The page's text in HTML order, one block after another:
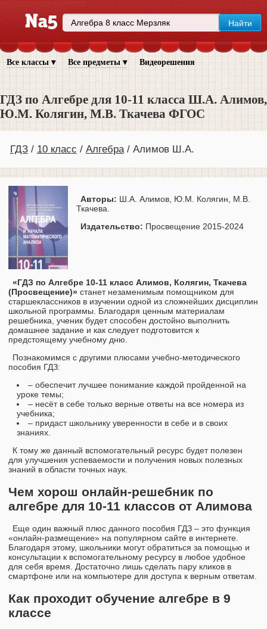
Все классы ▾ Все предметы ▾ Видеорешения
ГДЗ по Алгебре для 10‐11 класса Ш.А. Алимов,
Ю.М. Колягин, М.В. Ткачева ФГОС
ГДЗ 10 класс Алгебра Алимов Ш.А.
Авторы: Ш.А. Алимов, Ю.М. Колягин, М.В.
Ткачева.
Издательство: Просвещение 2015-2024
«ГДЗ по Алгебре 10‐11 класс Алимов, Колягин, Ткачева
(Просвещение)» станет незаменимым помощником для
старшеклассников в изучении одной из сложнейших дисциплин
школьной программы. Благодаря ценным материалам
решебника, ученик будет способен достойно выполнить
домашнее задание и как следует подготовится к
предстоящему учебному дню.
Познакомимся с другими плюсами учебно-методического
пособия ГДЗ:
– обеспечит лучшее понимание каждой пройденной на
уроке темы;
– несёт в себе только верные ответы на все номера из
учебника;
– придаст школьнику уверенности в себе и в своих
знаниях.
К тому же данный вспомогательный ресурс будет полезен
для улучшения успеваемости и получения новых полезных
знаний в области точных наук.
Чем хорош онлайн-решебник по
алгебре для 10-11 классов от Алимова
Еще один важный плюс данного пособия ГДЗ – это функция
«онлайн-размещение» на популярном сайте в интернете.
Благодаря этому, школьники могут обратиться за помощью и
консультации к вспомогательному ресурсу в любое удобное
для себя время. Достаточно лишь сделать пару кликов в
смартфоне или на компьютере для доступа к верным ответам.
Как проходит обучение алгебре в 9
классе